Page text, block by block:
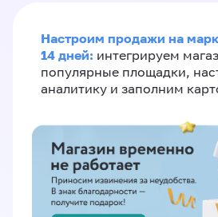
Настроим продажи на
14 дней: интегрируем
популярные площадки,
аналитику и заполним